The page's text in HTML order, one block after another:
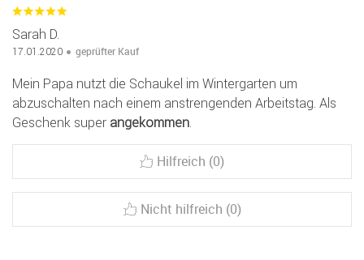
Sarah D.
17.01.2020 geprüfter Kauf
Mein Papa nutzt die Schaukel im Wintergarten um
abzuschalten nach einem anstrengenden Arbeitstag. Als
Geschenk super angekommen.
Hilfreich (0)
Nicht hilfreich (0)